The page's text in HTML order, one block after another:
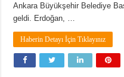
Ankara Büyükşehir Belediye
geldi. Erdoğan, …
Haberin Detayı İçin Tıklayınız